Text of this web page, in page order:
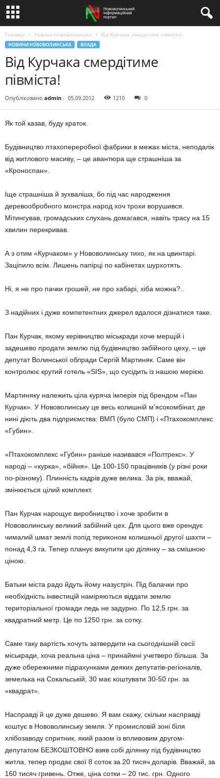
Головна Новини Нововолинська Від Курчака смердітиме півміста!
НОВИНИ НОВОВОЛИНСЬКА ВЛАДА
Від Курчака смердітиме
півміста!
Опубліковано admin - 05.09.2012 1210 0
Як той казав, буду краток.
Будівництво птахопереробної фабрики в межах міста, неподалік
від житлового масиву, – це авантюра ще страшніша за
«Кроноспан».
Іще страшніша й зухваліша, бо під час народження
деревообробного монстра народ хоч трохи ворушився.
Мітингував, громадських слухань домагався, навіть трасу на 15
хвилин перекривав.
А з отим «Курчаком» у Нововолинську тихо, як на цвинтарі.
Заціпило всім. Лишень папірці по кабінетах шурхотять.
Ні, я не про пачки грошей, не про хабарі, хіба можна?..
З надійних і дуже компетентних джерел вдалося дізнатися таке.
Пан Курчак, якому керівництво міськради хоче мерщій і
задешево продати землю під будівництво забійного цеху, – це
депутат Волинської облради Сергій Мартиняк. Саме він
контролює крутий готель «SIS», що сусідить із нашою мерією.
Мартиняку належить ціла куряча імперія під брендом «Пан
Курчак». У Нововолинську це весь колишній м’ясокомбінат, де
нині діють два підприємства: ВМП (було СМП) і «Птахокомплекс
«Губин».
«Птахокомплекс «Губин» раніше називався «Полтрекс». У
народі – «курка», «бійня». Це 100-150 працівників (у різні роки
по-різному). Плинність кадрів дуже велика. За рік, вважай,
змінюється цілий комплект.
Пан Курчак нарощує виробництво і хоче зробити в
Нововолинську великий забійний цех. Для цього вже орендує
чималий шмат землі попід териконом колишньої другої шахти –
понад 4,3 га. Тепер планує викупити цю ділянку – за смішною
ціною.
Батьки міста радо йдуть йому назустріч. Під балачки про
необхідність інвестицій наміряються віддати землю
територіальної громади ледь не задурно. По 12,5 грн. за
квадратний метр. Це по 1250 грн. за сотку.
Саме таку вартість хочуть затвердити на сьогоднішній сесії
міськради, хоча реальна ціна – принаймні учетверо більша. За
дуже обережними підрахунками деяких депутатів-регіоналів,
земелька на Сокальській, 30 має коштувати 30-50 грн. за
«квадрат».
Насправді й це дуже дешево. Я вам скажу, скільки насправді
коштує в Нововолинську земля. У промисловій зоні біля
хлібозаводу спритник, який разом із впливовим другом-
депутатом БЕЗКОШТОВНО взяв собі ділянку під будівництво
житла, тепер продає свої 8 соток за 20 тисяч доларів. Вважай, за
160 тисяч гривень. Отже, ціна сотки – 20 тис. грн. Одного